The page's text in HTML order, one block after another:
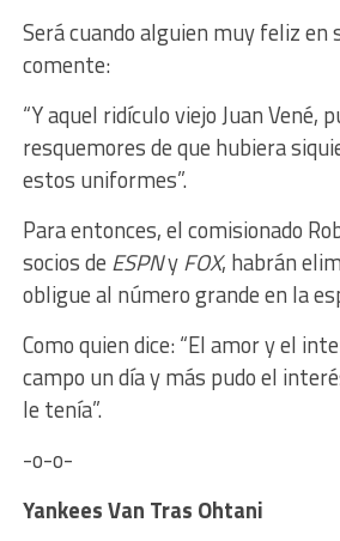
Será cuando alguien muy feliz en
comente:
“Y aquel ridículo viejoJuanVené,
resquemores de que hubiera
estos uniformes”.
Para entonces, el comisionado
socios de ESPNyFOX, habrán
obligue al número grande en la
Como quien dice: “El amor y el
campo un día y más pudo el
le tenía”.
-o-o-
Yankees Van Tras Ohtani